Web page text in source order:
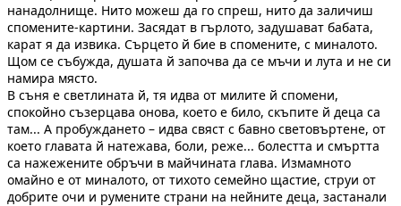
нанадолнище. Нито можеш да го спреш, нито да заличиш
спомените-картини. Засядат в гърлото, задушават бабата,
карат я да извика. Сърцето й бие в спомените, с миналото.
Щом се събужда, душата й започва да се мъчи и лута и не си
намира място.
В съня е светлината й, тя идва от милите й спомени,
спокойно съзерцава онова, което е било, скъпите й деца са
там... А пробуждането – идва свяст с бавно световъртене, от
което главата й натежава, боли, реже... болестта и смъртта
са нажежените обръчи в майчината глава. Измамното
омайно е от миналото, от тихото семейно щастие, струи от
добрите очи и румените страни на нейните деца, застанали